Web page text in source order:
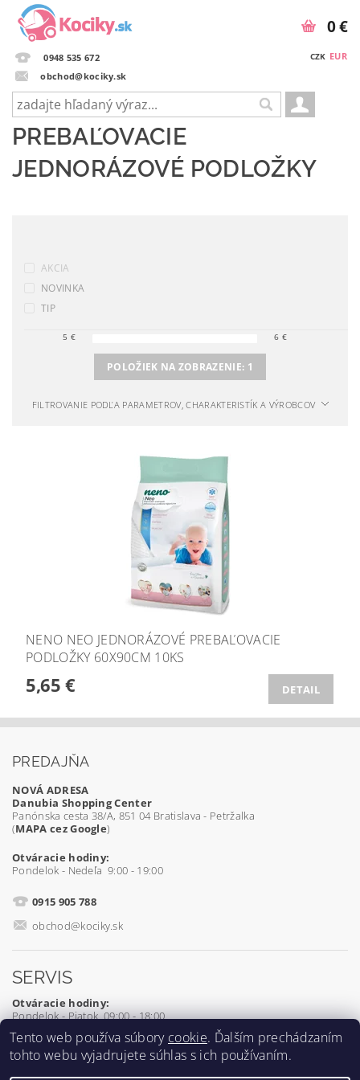
0948 535 672
obchod@kociky.sk
CZK EUR
0 €
PREBAĽOVACIE
JEDNORÁZOVÉ PODLOŽKY
AKCIA
NOVINKA
TIP
5 € 6 €
POLOŽIEK NA ZOBRAZENIE: 1
FILTROVANIE PODĽA PARAMETROV, CHARAKTERISTÍK A VÝROBCOV
NENO NEO JEDNORÁZOVÉ PREBAĽOVACIE
PODLOŽKY 60X90CM 10KS
5,65 € DETAIL
PREDAJŇA
NOVÁ ADRESA
Danubia Shopping Center
Panónska cesta 38/A, 851 04 Bratislava - Petržalka
(MAPA cez Google)
Otváracie hodiny:
Pondelok - Nedeľa 9:00 - 19:00
0915 905 788
obchod@kociky.sk
SERVIS
Otváracie hodiny:
Pondelok - Piatok 09:00 - 18:00
0905 539 927
Tento web používa súbory cookie. Ďalším prechádzaním
tohto webu vyjadrujete súhlas s ich používaním.